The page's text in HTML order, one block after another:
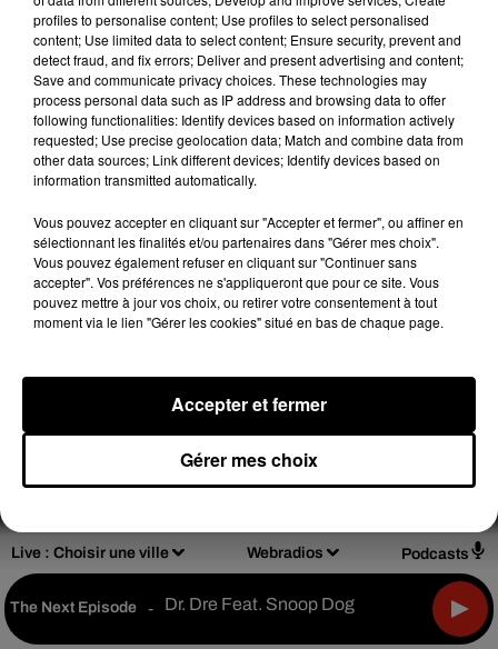
Live : Choisir une ville Webradios Podcasts
The Next Episode - Dr. Dre Feat. Snoop Dog
Afficher l'élément
(C) 2019
DesignOlivier Varma
Mentions légales
2025 2024
profiles to personalise content; Use profiles to select personalised
content; Use limited data to select content; Ensure security, prevent and
detect fraud, and fix errors; Deliver and present advertising and content;
Save and communicate privacy choices. These technologies may
process personal data such as IP address and browsing data to offer
following functionalities: Identify devices based on information actively
requested; Use precise geolocation data; Match and combine data from
other data sources; Link different devices; Identify devices based on
information transmitted automatically.
Vous pouvez accepter en cliquant sur "Accepter et fermer", ou affiner en
sélectionnant les finalités et/ou partenaires dans "Gérer mes choix".
Vous pouvez également refuser en cliquant sur "Continuer sans
accepter". Vos préférences ne s'appliqueront que pour ce site. Vous
pouvez mettre à jour vos choix, ou retirer votre consentement à tout
moment via le lien "Gérer les cookies" situé en bas de chaque page.
Gérer mes choix
Accepter et fermer